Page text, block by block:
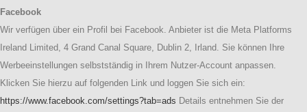
Facebook
Wir verfügen über ein Profil bei Facebook. Anbieter ist die Meta Platforms
Ireland Limited, 4 Grand Canal Square, Dublin 2, Irland. Sie können Ihre
Werbeeinstellungen selbstständig in Ihrem Nutzer-Account anpassen.
Klicken Sie hierzu auf folgenden Link und loggen Sie sich ein:
https://www.facebook.com/settings?tab=ads Details entnehmen Sie der